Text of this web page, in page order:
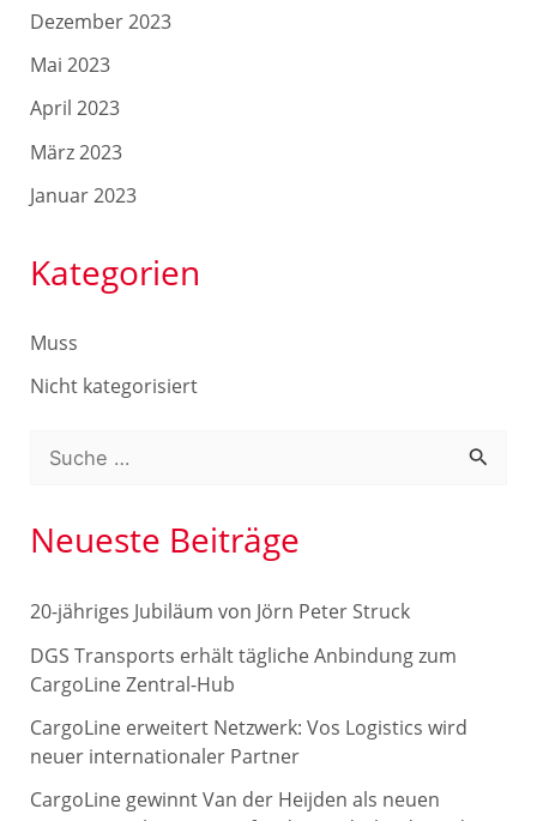
Dezember 2023
Mai 2023
April 2023
März 2023
Januar 2023
Kategorien
Muss
Nicht kategorisiert
c
e
n
a
c
h
Neueste Beiträge
20-jähriges Jubiläum von Jörn Peter Struck
DGS Transports erhält tägliche Anbindung zum
CargoLine Zentral-Hub
CargoLine erweitert Netzwerk: Vos Logistics wird
neuer internationaler Partner
CargoLine gewinnt Van der Heijden als neuen